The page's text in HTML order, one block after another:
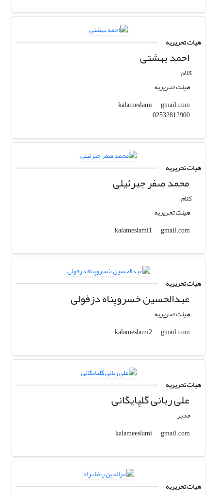
هیات تحریریه
احمد بهشتی
کلام
هیئت تحریریه
kalameslami
gmail.com
02532812900
هیات تحریریه
محمد صفر جبرئیلی
کلام
هیئت تحریریه
kalameslami1
gmail.com
هیات تحریریه
عبدالحسین خسروپناه دزفولی
هیئت تحریریه
kalameslami2
gmail.com
هیات تحریریه
علی ربانی گلپایگانی
مدیر
kalameeslami
gmail.com
هیات تحریریه